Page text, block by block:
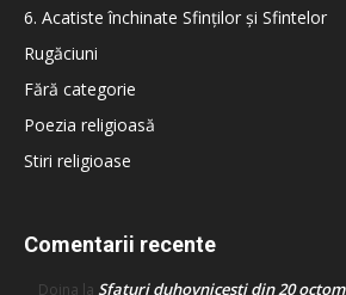
6. Acatiste închinate Sfinților și Sfintelor
Rugăciuni
Fără categorie
Poezia religioasă
Stiri religioase
Comentarii recente
Doina la Sfaturi duhovnicești din 20